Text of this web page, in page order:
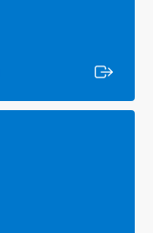
Extern länk